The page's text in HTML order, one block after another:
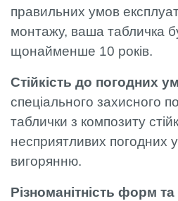
правильних умов
монтажу, ваша табличка
щонайменше 10 років.
Стійкість до погодних
спеціального захисного
таблички з композиту
несприятливих погодних
вигорянню.
Різноманітність форм та